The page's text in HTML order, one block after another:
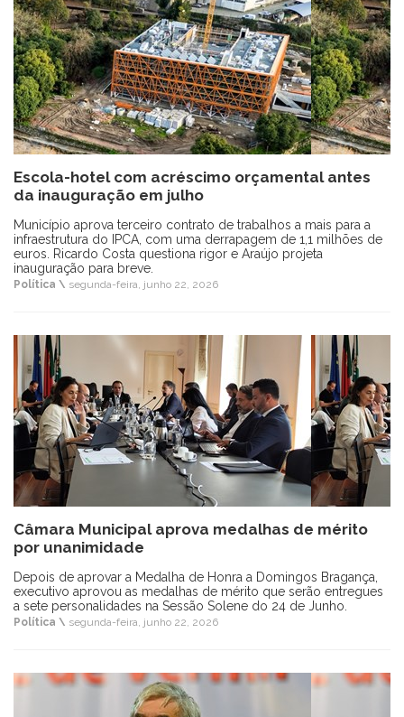
Escola-hotel com acréscimo orçamental antes
da inauguração em julho
Município aprova terceiro contrato de trabalhos a mais para a
infraestrutura do IPCA, com uma derrapagem de 1,1 milhões de
euros. Ricardo Costa questiona rigor e Araújo projeta
inauguração para breve.
Política \ segunda-feira, junho 22, 2026
Câmara Municipal aprova medalhas de mérito
por unanimidade
Depois de aprovar a Medalha de Honra a Domingos Bragança,
executivo aprovou as medalhas de mérito que serão entregues
a sete personalidades na Sessão Solene do 24 de Junho.
Política \ segunda-feira, junho 22, 2026